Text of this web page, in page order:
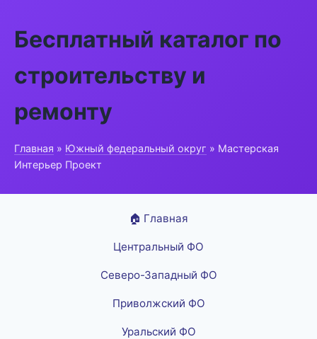
Бесплатный каталог по
строительству и
ремонту
Главная » Южный федеральный округ » Мастерская
Интерьер Проект
🏠 Главная
Центральный ФО
Северо-Западный ФО
Приволжский ФО
Уральский ФО